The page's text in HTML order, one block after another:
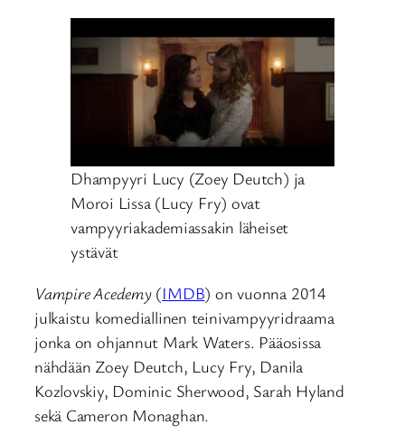
Dhampyyri Lucy (Zoey Deutch) ja
Moroi Lissa (Lucy Fry) ovat
vampyyriakademiassakin läheiset
ystävät
Vampire Acedemy(IMDB) on vuonna 2014
julkaistu komediallinen teinivampyyridraama
jonka on ohjannut Mark Waters. Pääosissa
nähdään Zoey Deutch, Lucy Fry, Danila
Kozlovskiy, Dominic Sherwood, Sarah Hyland
sekä Cameron Monaghan.